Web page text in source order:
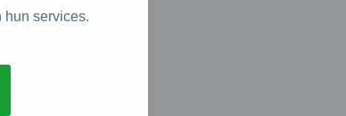
hun services.